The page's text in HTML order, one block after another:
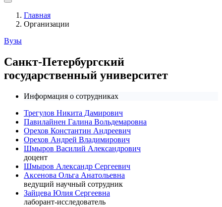
Главная
Организации
Вузы
Санкт-Петербургский
государственный университет
Информация о сотрудниках
Трегулов Никита Дамирович
Павилайнен Галина Вольдемаровна
Орехов Константин Андреевич
Орехов Андрей Владимирович
Шмыров Василий Александрович
доцент
Шмыров Александр Сергеевич
Аксенова Ольга Анатольевна
ведущий научный сотрудник
Зайцева Юлия Сергеевна
лаборант-исследователь